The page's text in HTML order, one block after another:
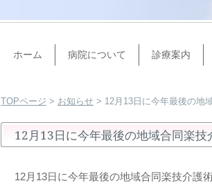
ホーム 病院について 診療案内
TOPページ > お知らせ > 12月13日に今年最後の地
12月13日に今年最後の地域合同楽
12月13日に今年最後の地域合同楽技介護